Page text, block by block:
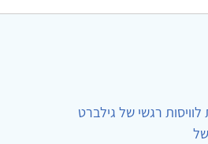
רגשי של גילברט